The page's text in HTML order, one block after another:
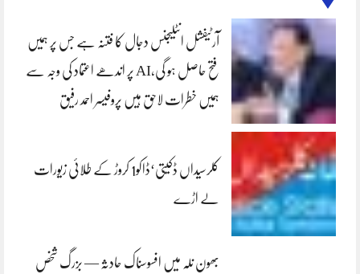
آرٹیفشل انٹلیجنس دجال کا فتنہ ہے جس پر ہمیں
فتح حاصل ہو گی،AI پر اندھے اعتماد کی وجہ سے
ہمیں خطرات لاحق ہیں پروفیسر احمد رفیق
کلرسیداں ڈکیتی‘ڈاکو1 کروڑ کے طلائی زیورات
لے اڑے
بھون نلہ میں افسوسناک حادثہ — بزرگ شخص